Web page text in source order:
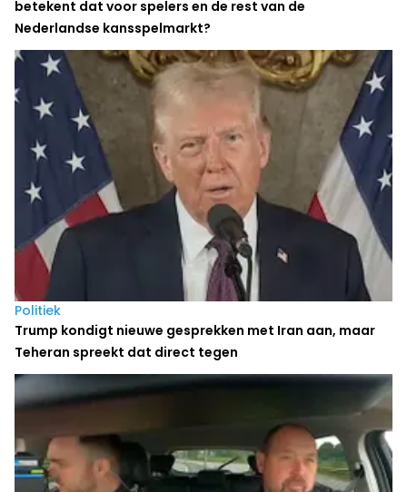
betekent dat voor spelers en de rest van de
Nederlandse kansspelmarkt?
Politiek
Trump kondigt nieuwe gesprekken met Iran aan, maar
Teheran spreekt dat direct tegen